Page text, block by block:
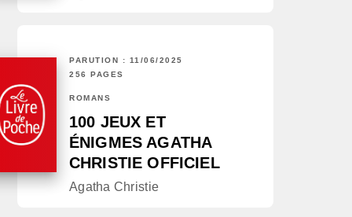
PARUTION : 11/06/2025
256 PAGES
ROMANS
100 JEUX ET
ÉNIGMES AGATHA
CHRISTIE OFFICIEL
Agatha Christie